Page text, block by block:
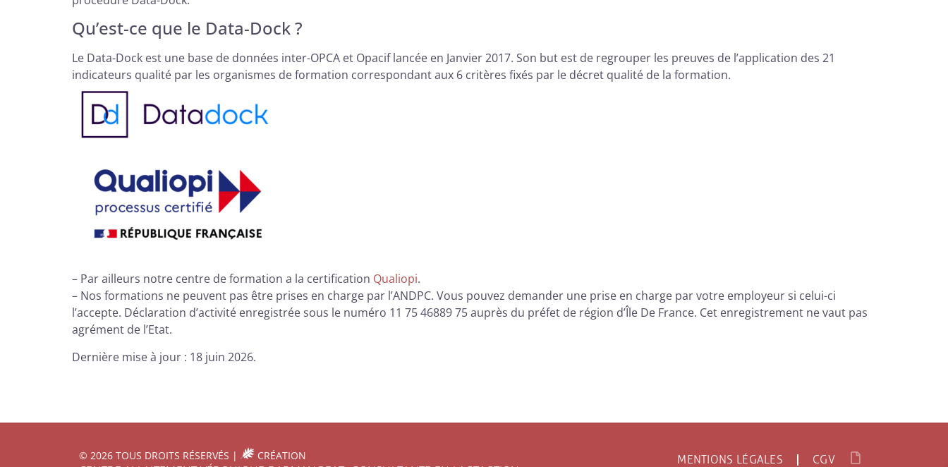
Qu’est-ce que le Data-Dock ?
Le Data-Dock est une base de données inter-OPCA et Opacif lancée en Janvier 2017. Son but est de regrouper les preuves de l’application des 21
indicateurs qualité par les organismes de formation correspondant aux 6 critères fixés par le décret qualité de la formation.
– Par ailleurs notre centre de formation a la certification Qualiopi.
– Nos formations ne peuvent pas être prises en charge par l’ANDPC. Vous pouvez demander une prise en charge par votre employeur si celui-ci
l’accepte. Déclaration d’activité enregistrée sous le numéro 11 75 46889 75 auprès du préfet de région d’Île De France. Cet enregistrement ne vaut pas
agrément de l’Etat.
Dernière mise à jour : 18 juin 2026.
© 2026 TOUS DROITS RÉSERVÉS | CRÉATION MENTIONS LÉGALES CGV